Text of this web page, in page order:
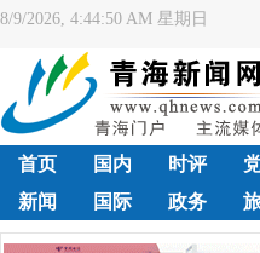
8/9/2026, 4:44:51 AM 星期日
首页 国内 时评
新闻
国际 政务